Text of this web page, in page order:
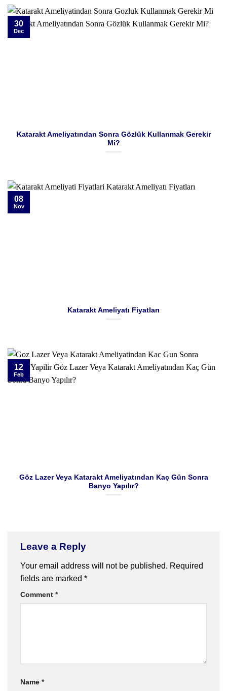
Katarakt Ameliyatından Sonra Gözlük Kullanmak Gerekir
Mi?
30
Dec
Katarakt Ameliyatı Fiyatları
08
Nov
Göz Lazer Veya Katarakt Ameliyatından Kaç Gün Sonra
Banyo Yapılır?
12
Feb
Leave a Reply
Your email address will not be published. Required
fields are marked *
Comment *
Name *